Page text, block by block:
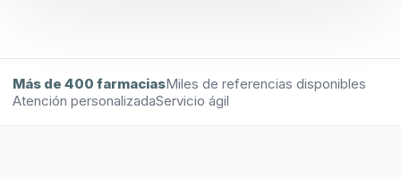
Más de 400 farmaciasMiles de referencias disponibles
Atención personalizadaServicio ágil